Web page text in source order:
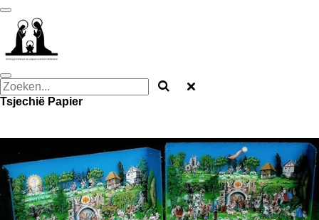
Ga
direct
naar
de
hoofdinhoud
Tsjechië Papier